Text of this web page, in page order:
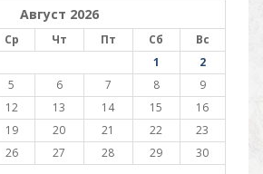
Август 2026
Ср Чт Пт Сб
Вс
1
2
5 6 7 8
9
12 13 14 15
16
19 20 21 22
23
26 27 28 29
30